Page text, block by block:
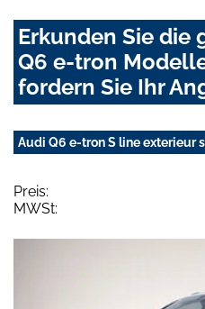
Erkunden Sie die
Q6 e-tron
fordern Sie Ihr
Audi Q6 e-tron S line exterieur
Preis:
MWSt: